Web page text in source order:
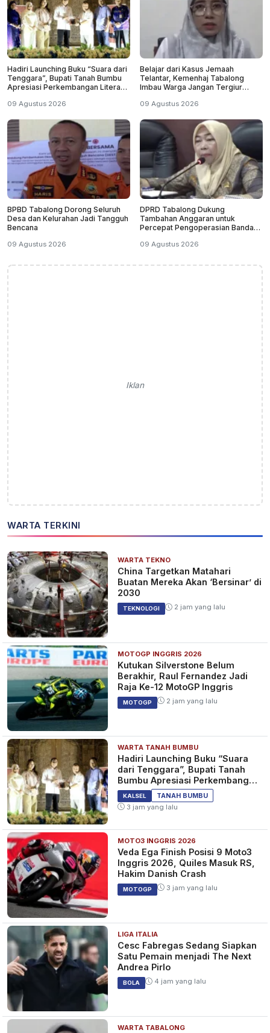
Hadiri Launching Buku “Suara dari
Tenggara”, Bupati Tanah Bumbu
Apresiasi Perkembangan Literasi
09 Agustus 2026
Belajar dari Kasus Jemaah
Telantar, Kemenhaj Tabalong
Imbau Warga Jangan Tergiur
09 Agustus 2026
BPBD Tabalong Dorong Seluruh
Desa dan Kelurahan Jadi Tangguh
Bencana
09 Agustus 2026
DPRD Tabalong Dukung
Tambahan Anggaran untuk
Percepat Pengoperasian Bandara
09 Agustus 2026
Iklan
WARTA TERKINI
WARTA TEKNO
China Targetkan Matahari
Buatan Mereka Akan ‘Bersinar’ di
2030
TEKNOLOGI 2 jam yang lalu
MOTOGP INGGRIS 2026
Kutukan Silverstone Belum
Berakhir, Raul Fernandez Jadi
Raja Ke-12 MotoGP Inggris
MOTOGP 2 jam yang lalu
WARTA TANAH BUMBU
Hadiri Launching Buku “Suara
dari Tenggara”, Bupati Tanah
Bumbu Apresiasi Perkembangan
Literasi di Bumi Bersujud
KALSEL
TANAH BUMBU
3 jam yang lalu
MOTO3 INGGRIS 2026
Veda Ega Finish Posisi 9 Moto3
Inggris 2026, Quiles Masuk RS,
Hakim Danish Crash
MOTOGP 3 jam yang lalu
LIGA ITALIA
Cesc Fabregas Sedang Siapkan
Satu Pemain menjadi The Next
Andrea Pirlo
BOLA 4 jam yang lalu
WARTA TABALONG